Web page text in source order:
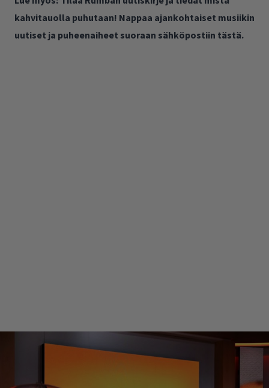
kahvitauolla puhutaan! Nappaa ajankohtaiset musiikin
uutiset ja puheenaiheet suoraan sähköpostiin tästä.